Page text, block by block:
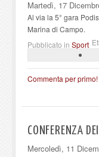
Martedì, 17
Al via la 5° gara
Marina di Campo.
Pubblicato in Sport
Commenta per primo!
CONFERENZA
Mercoledì, 11